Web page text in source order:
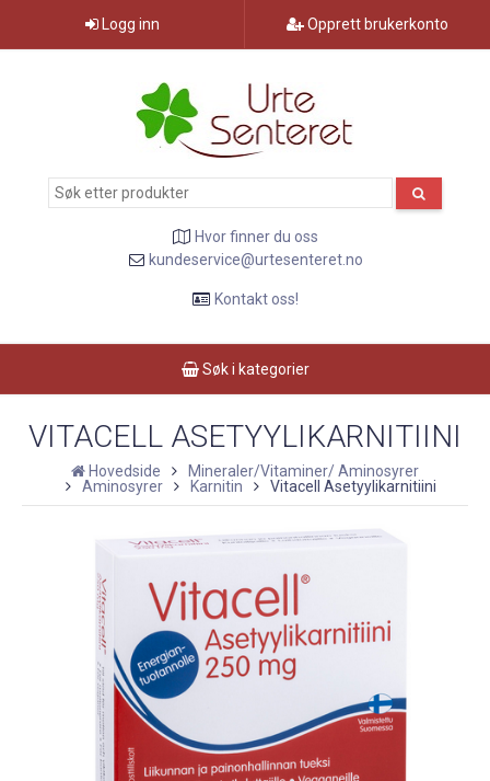
Logg inn Opprett brukerkonto
Hvor finner du oss
kundeservice@urtesenteret.no
Kontakt oss!
Søk i kategorier
VITACELL ASETYYLIKARNITIINI
Hovedside
Mineraler/Vitaminer/ Aminosyrer
Aminosyrer
Karnitin Vitacell Asetyylikarnitiini